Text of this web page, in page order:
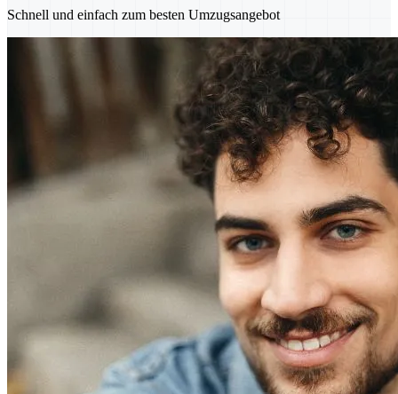
Schnell und einfach zum besten Umzugsangebot